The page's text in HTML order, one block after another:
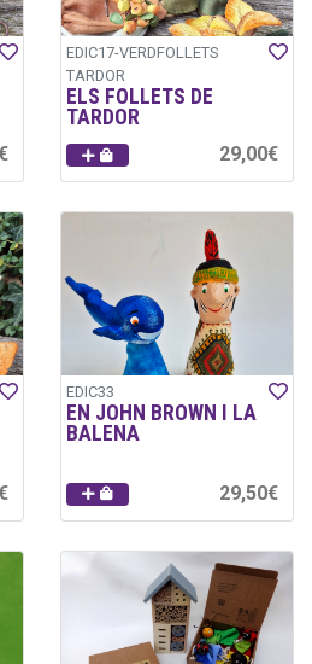
EDIC17-VERDFOLLETS
TARDOR
ELS FOLLETS DE
TARDOR
29,00€
EDIC33
EN JOHN BROWN I LA
BALENA
29,50€